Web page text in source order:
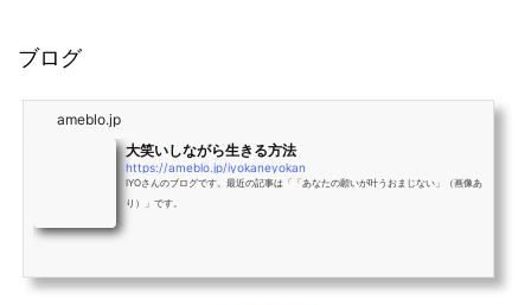
ブログ
ameblo.jp
大笑いしながら生きる方法
https://ameblo.jp/iyokaneyokan
IYOさんのブログです。最近の記事は「「あなたの願いが叶うおまじない」（画像あ
り）」です。